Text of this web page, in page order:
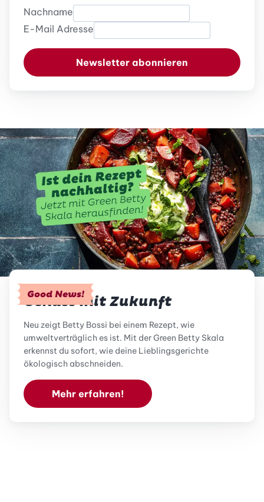
Nachname
E-Mail Adresse
Newsletter abonnieren
Good News!
Genuss mit Zukunft
Neu zeigt Betty Bossi bei einem Rezept, wie
umweltverträglich es ist. Mit der Green Betty Skala
erkennst du sofort, wie deine Lieblingsgerichte
ökologisch abschneiden.
Mehr erfahren!